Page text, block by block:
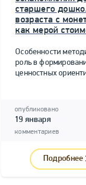
старшего
возраста с
как мерой
Особенности
роль в
ценностных
опубликовано
19 января
комментариев
Подробнее